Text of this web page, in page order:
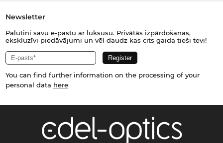
Newsletter
Palutini savu e-pastu ar luksusu. Privātās izpārdošanas,
ekskluzīvi piedāvājumi un vēl daudz kas cits gaida tieši tevi!
You can find further information on the processing of your
personal data here